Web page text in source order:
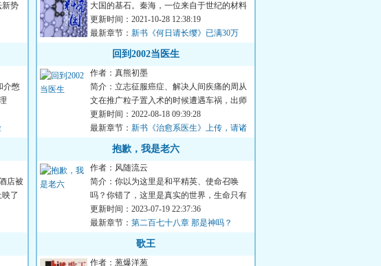
新势
介憋
店被
了
大国的基石。秦海，一位来自于世纪的材料
学专家，穿越到了年的一...
更新时间：2021-10-28 12:38:19
最新章节： 新书《何日请长缨》已满30万
字，周末上架
回到2002当医生
作者：真熊初墨
简介：立志征服癌症、解决人间疾痛的周从
文在推广粒子置入术的时候遭遇车祸，出师
未捷身先死。但却阴差阳...
更新时间：2022-08-18 09:39:28
最新章节： 新书《治愈系医生》上传，请诸
君品鉴
抱歉，我是老六
作者：风随流云
简介：你以为这里是和平精英、使命召唤
吗？你错了，这里是真实的世界，生命只有
一次，嘎了不能复活。人们...
更新时间：2023-07-19 22:37:36
最新章节： 第二百七十八章 那是神吗？
歌王
作者：葱爆洋葱